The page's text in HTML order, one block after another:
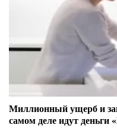
Миллионный ущерб и
самом деле идут деньги